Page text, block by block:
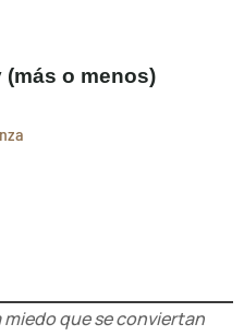
(más o menos)
miedo que se conviertan